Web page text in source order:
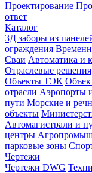
Проектирование
ответ
Каталог
3Д заборы из
ограждения
Cваи Автоматика и
Отраслевые решения
Объекты ТЭК
отрасли Аэропорты
пути Морские и
объекты
Автомагистрали и
центры
парковые зоны
Чертежи
Чертежи DWG